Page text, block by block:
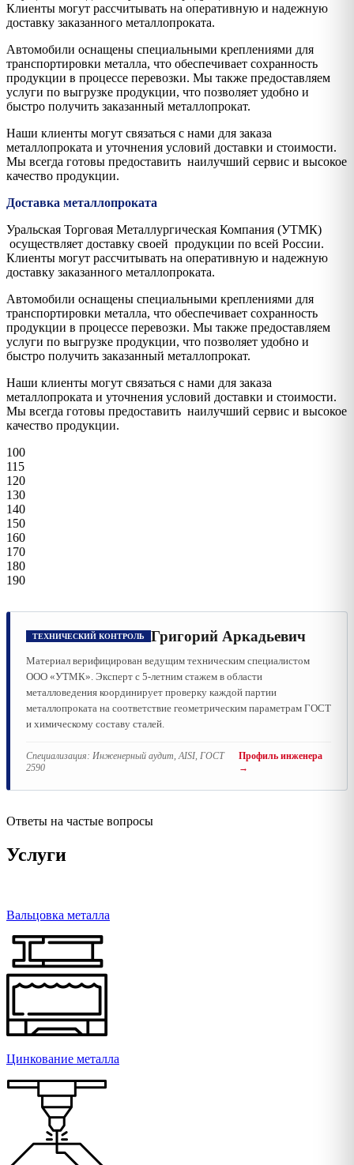
Клиенты могут рассчитывать на оперативную и надежную
доставку заказанного металлопроката.
Автомобили оснащены специальными креплениями для
транспортировки металла, что обеспечивает сохранность
продукции в процессе перевозки. Мы также предоставляем
услуги по выгрузке продукции, что позволяет удобно и
быстро получить заказанный металлопрокат.
Наши клиенты могут связаться с нами для заказа
металлопроката и уточнения условий доставки и стоимости.
Мы всегда готовы предоставить наилучший сервис и высокое
качество продукции.
Доставка металлопроката
Уральская Торговая Металлургическая Компания (УТМК)
осуществляет доставку своей продукции по всей России.
Клиенты могут рассчитывать на оперативную и надежную
доставку заказанного металлопроката.
Автомобили оснащены специальными креплениями для
транспортировки металла, что обеспечивает сохранность
продукции в процессе перевозки. Мы также предоставляем
услуги по выгрузке продукции, что позволяет удобно и
быстро получить заказанный металлопрокат.
Наши клиенты могут связаться с нами для заказа
металлопроката и уточнения условий доставки и стоимости.
Мы всегда готовы предоставить наилучший сервис и высокое
качество продукции.
100
115
120
130
140
150
160
170
180
190
ТЕХНИЧЕСКИЙ КОНТРОЛЬ Григорий Аркадьевич
Материал верифицирован ведущим техническим специалистом
ООО «УТМК». Эксперт с 5-летним стажем в области
металловедения координирует проверку каждой партии
металлопроката на соответствие геометрическим параметрам ГОСТ
и химическому составу сталей.
Специализация: Инженерный аудит, AISI, ГОСТ
2590
Профиль инженера
→
Ответы на частые вопросы
Услуги
Вальцовка металла
Цинкование металла